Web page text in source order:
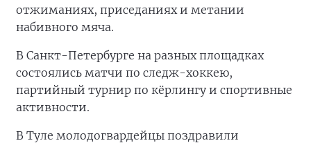
отжиманиях, приседаниях и метании
набивного мяча.
В Санкт-Петербурге на разных площадках
состоялись матчи по следж-хоккею,
партийный турнир по кёрлингу и спортивные
активности.
В Туле молодогвардейцы поздравили